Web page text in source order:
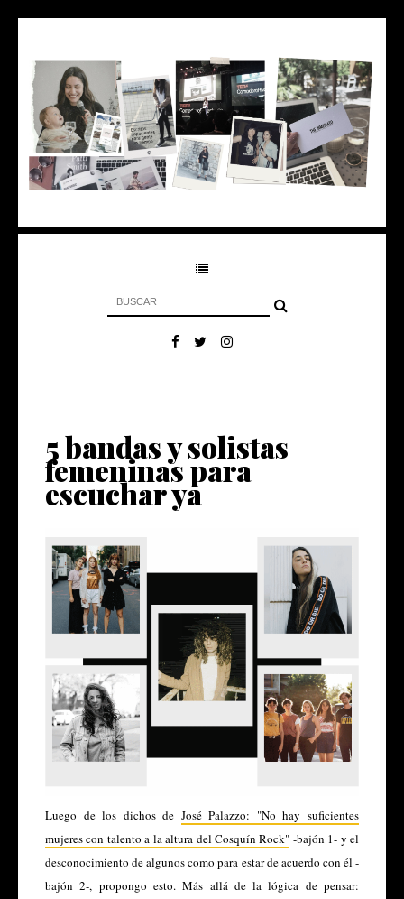
5 bandas y solistas
femeninas para
escuchar ya
Luego de los dichos de José Palazzo: "No hay suficientes
mujeres con talento a la altura del Cosquín Rock" -bajón 1- y el
desconocimiento de algunos como para estar de acuerdo con él -
bajón 2-, propongo esto. Más allá de la lógica de pensar: